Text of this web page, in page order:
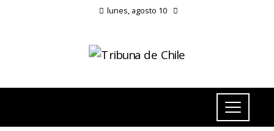
lunes, agosto 10